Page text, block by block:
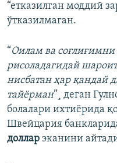
“етказилган моддий
ўтказилмаган.
“Оилам ва соғлиғимни
рисоладагидай
нисбатан ҳар қандай
тайëрман”¸ деган
болалари ихтиëрида
Швейцария
доллар эканини